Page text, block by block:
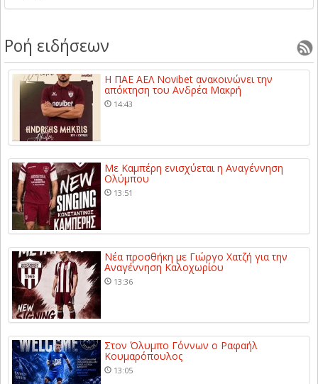
Ροή ειδήσεων
Η ΠΑΕ ΑΕΛ Novibet ανακοινώνει την
απόκτηση του Ανδρέα Μακρή
14:43
Με Καμπέρη ενισχύεται η Αναγέννηση
Ολύμπου
13:51
Νέα προσθήκη με Γιώργο Χατζή για την
Αναγέννηση Καλοχωρίου
13:36
Στον Όλυμπο Γόννων ο Ραφαήλ
Κουμαρόπουλος
13:05